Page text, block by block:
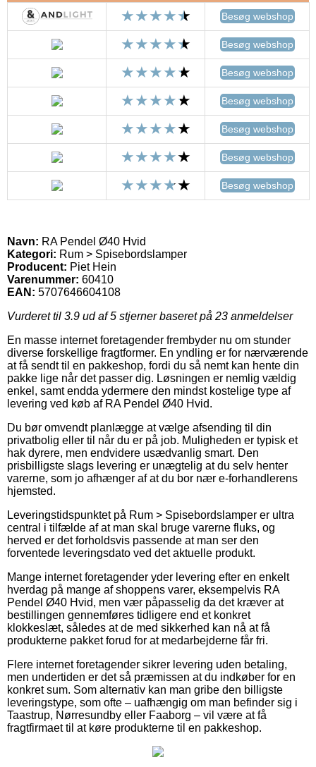
Besøg webshop
Besøg webshop
Besøg webshop
Besøg webshop
Besøg webshop
Besøg webshop
Besøg webshop
Navn: RA Pendel Ø40 Hvid
Kategori: Rum > Spisebordslamper
Producent: Piet Hein
Varenummer: 60410
EAN: 5707646604108
Vurderet til 3.9 ud af 5 stjerner baseret på 23 anmeldelser
En masse internet foretagender frembyder nu om stunder
diverse forskellige fragtformer. En yndling er for nærværende
at få sendt til en pakkeshop, fordi du så nemt kan hente din
pakke lige når det passer dig. Løsningen er nemlig vældig
enkel, samt endda ydermere den mindst kostelige type af
levering ved køb af RA Pendel Ø40 Hvid.
Du bør omvendt planlægge at vælge afsending til din
privatbolig eller til når du er på job. Muligheden er typisk et
hak dyrere, men endvidere usædvanlig smart. Den
prisbilligste slags levering er unægtelig at du selv henter
varerne, som jo afhænger af at du bor nær e-forhandlerens
hjemsted.
Leveringstidspunktet på Rum > Spisebordslamper er ultra
central i tilfælde af at man skal bruge varerne fluks, og
herved er det forholdsvis passende at man ser den
forventede leveringsdato ved det aktuelle produkt.
Mange internet foretagender yder levering efter en enkelt
hverdag på mange af shoppens varer, eksempelvis RA
Pendel Ø40 Hvid, men vær påpasselig da det kræver at
bestillingen gennemføres tidligere end et konkret
klokkeslæt, således at de med sikkerhed kan nå at få
produkterne pakket forud for at medarbejderne får fri.
Flere internet foretagender sikrer levering uden betaling,
men undertiden er det så præmissen at du indkøber for en
konkret sum. Som alternativ kan man gribe den billigste
leveringstype, som ofte – uafhængig om man befinder sig i
Taastrup, Nørresundby eller Faaborg – vil være at få
fragtfirmaet til at køre produkterne til en pakkeshop.